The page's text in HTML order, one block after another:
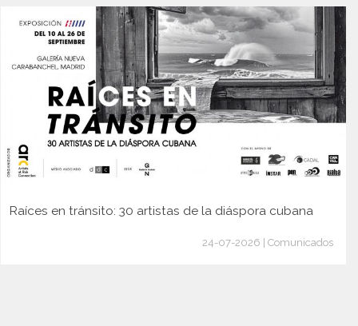
Raíces en tránsito: 30 artistas de la diáspora cubana
24-07-2026 | Comunicados